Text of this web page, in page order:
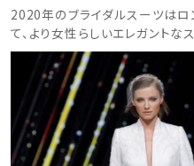
2020年のブライダルスーツはロ
て、より女性らしいエレガントな